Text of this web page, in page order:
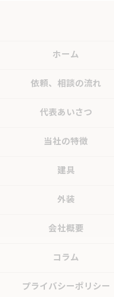
ホーム
依頼、相談の流れ
代表あいさつ
当社の特徴
建具
外装
会社概要
コラム
プライバシーポリシー